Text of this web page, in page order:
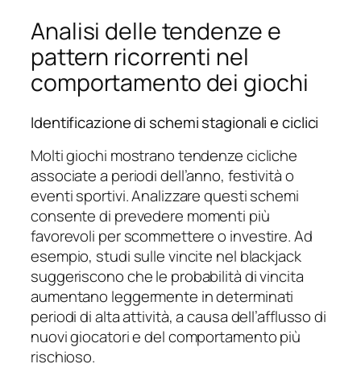
Analisi delle tendenze e
pattern ricorrenti nel
comportamento dei giochi
Identificazione di schemi stagionali e ciclici
Molti giochi mostrano tendenze cicliche
associate a periodi dell’anno, festività o
eventi sportivi. Analizzare questi schemi
consente di prevedere momenti più
favorevoli per scommettere o investire. Ad
esempio, studi sulle vincite nel blackjack
suggeriscono che le probabilità di vincita
aumentano leggermente in determinati
periodi di alta attività, a causa dell’afflusso di
nuovi giocatori e del comportamento più
rischioso.